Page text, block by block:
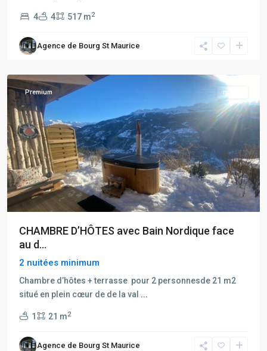
4 4 517 m2
Agence de Bourg St Maurice
Les
Premium nuitée
CHAMBRE D’HÔTES avec Bain Nordique face
au d...
2 nuitées minimum
Chambre d’hôtes + terrasse pour 2 personnesde 21 m2
situé en plein cœur de de la val ...
1 21 m2
Agence de Bourg St Maurice